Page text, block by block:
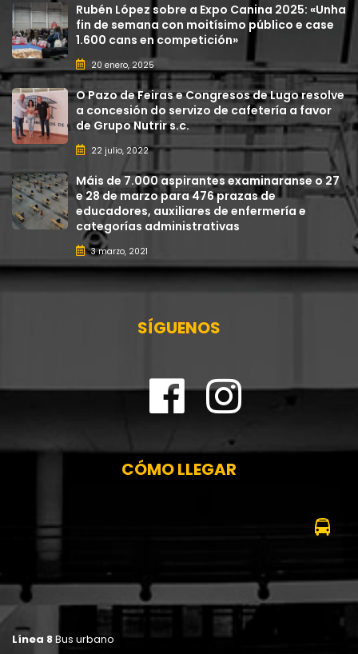
Rubén López sobre a Expo Canina 2025: «Unha
fin de semana con moitísimo público e case
1.600 cans en competición»
20 enero, 2025
O Pazo de Feiras e Congresos de Lugo resolve
a concesión do servizo de cafetería a favor
de Grupo Nutrir s.c.
22 julio, 2022
Máis de 7.000 aspirantes examinaranse o 27
e 28 de marzo para 476 prazas de
educadores, auxiliares de enfermería e
categorías administrativas
3 marzo, 2021
SÍGUENOS
CÓMO LLEGAR
Línea 8Bus urbano